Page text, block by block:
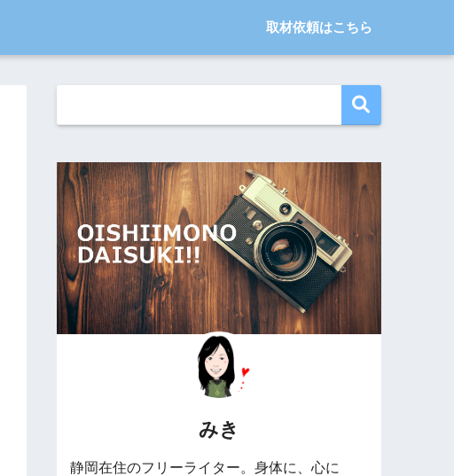
取材依頼はこちら
みき
静岡在住のフリーライター。身体に、心に